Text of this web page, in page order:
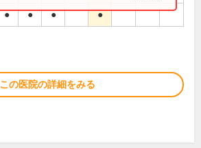
● ● ● ●
この医院の詳細をみる